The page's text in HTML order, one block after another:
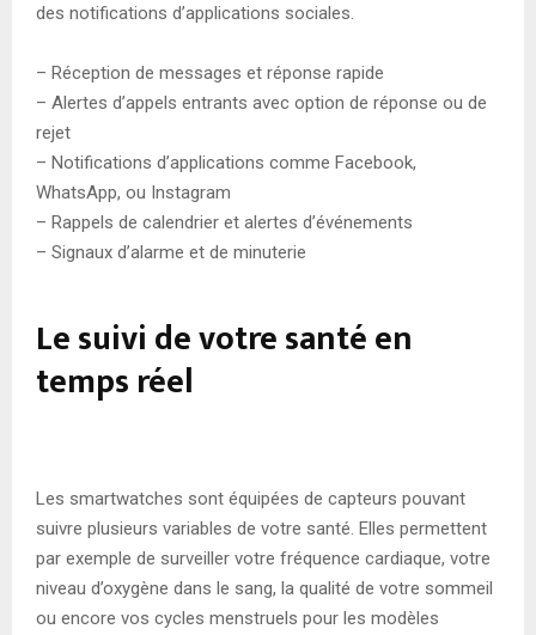
des notifications d’applications sociales.
– Réception de messages et réponse rapide
– Alertes d’appels entrants avec option de réponse ou de
rejet
– Notifications d’applications comme Facebook,
WhatsApp, ou Instagram
– Rappels de calendrier et alertes d’événements
– Signaux d’alarme et de minuterie
Le suivi de votre santé en
temps réel
Les smartwatches sont équipées de capteurs pouvant
suivre plusieurs variables de votre santé. Elles permettent
par exemple de surveiller votre fréquence cardiaque, votre
niveau d’oxygène dans le sang, la qualité de votre sommeil
ou encore vos cycles menstruels pour les modèles